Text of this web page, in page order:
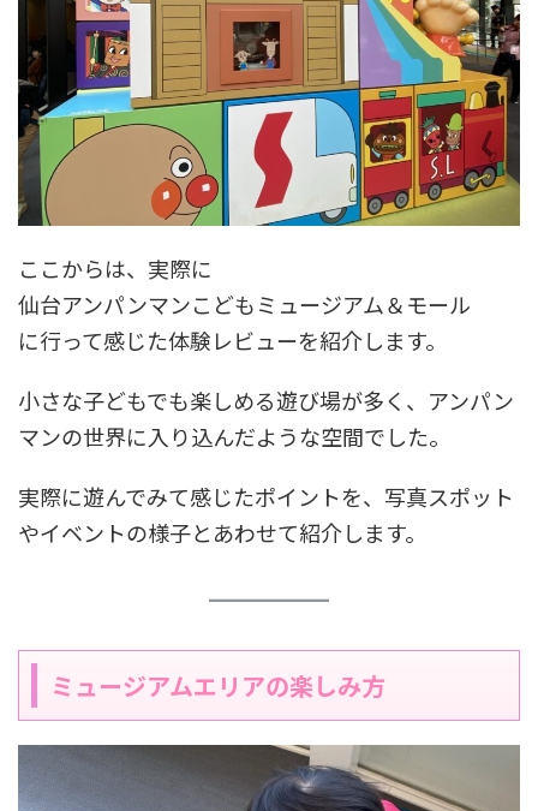
ここからは、実際に
仙台アンパンマンこどもミュージアム＆モール
に行って感じた体験レビューを紹介します。
小さな子どもでも楽しめる遊び場が多く、アンパン
マンの世界に入り込んだような空間でした。
実際に遊んでみて感じたポイントを、写真スポット
やイベントの様子とあわせて紹介します。
ミュージアムエリアの楽しみ方